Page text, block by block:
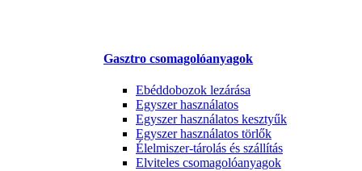
Gasztro csomagolóanyagok
Ebéddobozok lezárása
Egyszer használatos
Egyszer használatos kesztyűk
Egyszer használatos törlők
Élelmiszer-tárolás és szállítás
Elviteles csomagolóanyagok